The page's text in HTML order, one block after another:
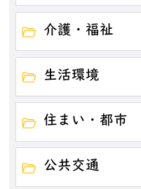
介護・福祉
生活環境
住まい・都市
公共交通